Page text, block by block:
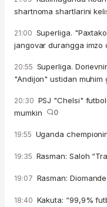
shartnoma shartlarini
21:00 Superliga.
jangovar durangga imzo
20:55 Superliga.
"Andijon" ustidan muhim
20:30 PSJ "Chelsi"
mumkin
0
19:55 Uganda
19:35 Rasman: Saloh
19:07 Rasman:
18:40 Kakuta: “99,9%